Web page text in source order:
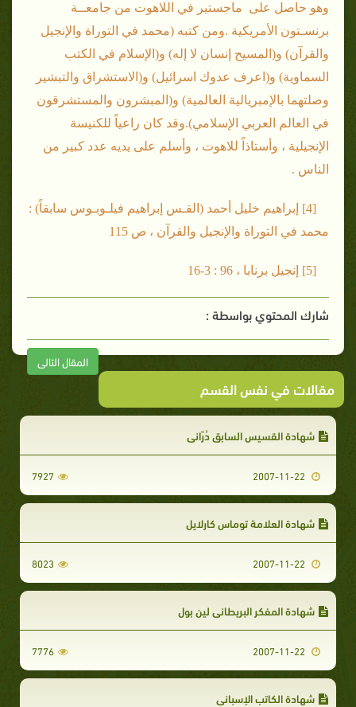
وهو حاصل على ماجستير في اللاهوت من جامعــة
برنسـتون الأمريكية .ومن كتبه (محمد في التوراة والإنجيل
والقرآن) و(المسيح إنسان لا إله) و(الإسلام في الكتب
السماوية) و(اعرف عدوك اسرائيل) و(الاستشراق والتبشير
وصلتهما بالإمبريالية العالمية) و(المبشرون والمستشرقون
في العالم العربي الإسلامي).وقد كان راعياً للكنيسة
الإنجيلية ، وأستاذاً للاهوت ، وأسلم على يديه عدد كبير من
الناس .
[4] إبراهيم خليل أحمد (القـس إبراهيم فيلـوبـوس سابقاً) :
محمد في التوراة والإنجيل والقرآن ، ص 115
[5] إنجيل برنابا ، 96 : 3-16
شارك المحتوي بواسطة :
المقال التالى
مقالات في نفس القسم
شهادة القسيس السابق دُرّاني
7927
شهادة العلامة توماس كارلايل
8023
شهادة المفكر البريطاني لين بول
7776
شهادة الكاتب الإسباني